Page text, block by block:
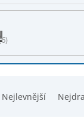
Nejlevnější
6